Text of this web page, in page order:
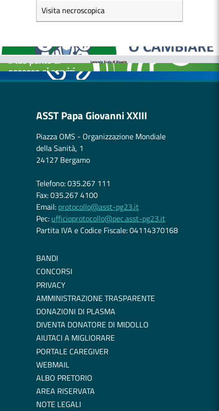
Visita necroscopica
BOLLETTINI DISAGIO DA CALORE
CASE DI COMUNITÀ
OSPEDALE DI COMUNITÀ
ASST Papa Giovanni XXIII
Piazza OMS - Organizzazione Mondiale
della Sanità, 1
24127 Bergamo
Telefono: 035.267 111
Fax: 035.267 4100
Email: protocollo@asst-pg23.it
Pec: ufficioprotocollo@pec.asst-pg23.it
Partita IVA e Codice Fiscale: 04114370168
BANDI
CONCORSI
PRIVACY
AMMINISTRAZIONE TRASPARENTE
DONAZIONI DI PLASMA
DIVENTA DONATORE DI MIDOLLO
AIUTACI A MIGLIORARE
PORTALE CAREGIVER
WEBMAIL
ALBO PRETORIO
AREA RISERVATA
NOTE LEGALI